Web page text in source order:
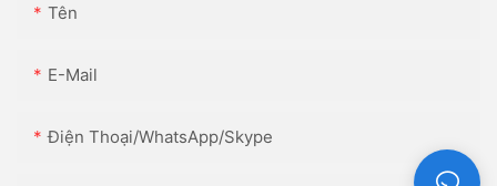
Tên
E-Mail
Điện Thoại/WhatsApp/Skype